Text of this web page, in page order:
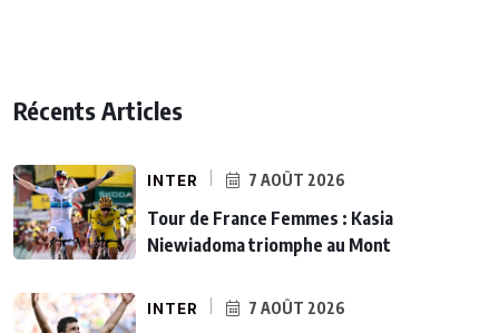
Récents Articles
INTER 7 AOÛT 2026
Tour de France Femmes : Kasia
Niewiadoma triomphe au Mont
INTER 7 AOÛT 2026